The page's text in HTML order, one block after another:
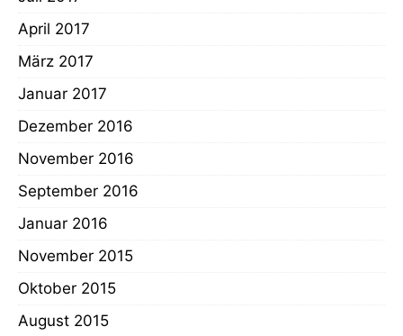
April 2017
März 2017
Januar 2017
Dezember 2016
November 2016
September 2016
Januar 2016
November 2015
Oktober 2015
August 2015